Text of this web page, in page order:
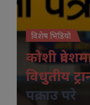
विशेष भिडियो
कोशी
विधुतीय
पक्राउ परे